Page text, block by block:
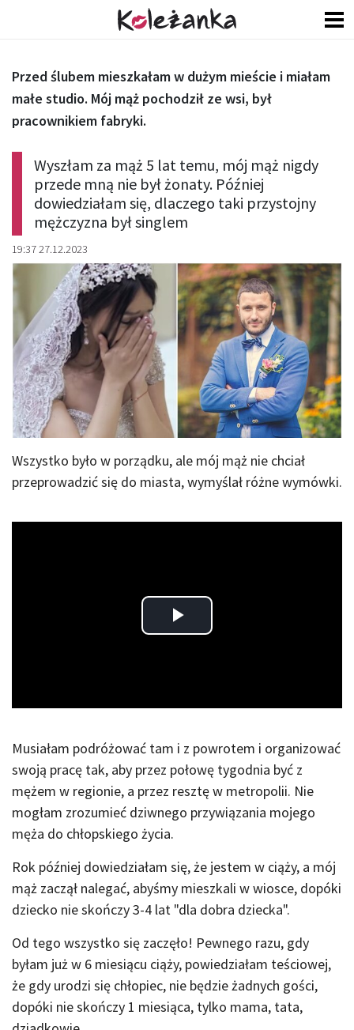
Wyszłam za mąż 5 lat temu, mój mąż nigdy
przede mną nie był żonaty. Później
dowiedziałam się, dlaczego taki przystojny
mężczyzna był singlem
19:37 27.12.2023
Przed ślubem mieszkałam w dużym mieście i miałam
małe studio. Mój mąż pochodził ze wsi, był
pracownikiem fabryki.
Wszystko było w porządku, ale mój mąż nie chciał
przeprowadzić się do miasta, wymyślał różne wymówki.
Play
Musiałam podróżować tam i z powrotem i organizować
swoją pracę tak, aby przez połowę tygodnia być z
mężem w regionie, a przez resztę w metropolii. Nie
mogłam zrozumieć dziwnego przywiązania mojego
męża do chłopskiego życia.
Rok później dowiedziałam się, że jestem w ciąży, a mój
mąż zaczął nalegać, abyśmy mieszkali w wiosce, dopóki
dziecko nie skończy 3-4 lat "dla dobra dziecka".
Od tego wszystko się zaczęło! Pewnego razu, gdy
byłam już w 6 miesiącu ciąży, powiedziałam teściowej,
że gdy urodzi się chłopiec, nie będzie żadnych gości,
dopóki nie skończy 1 miesiąca, tylko mama, tata,